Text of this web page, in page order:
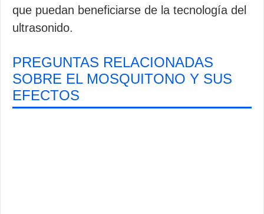
que puedan beneficiarse de la tecnología del
ultrasonido.
PREGUNTAS RELACIONADAS
SOBRE EL MOSQUITONO Y SUS
EFECTOS